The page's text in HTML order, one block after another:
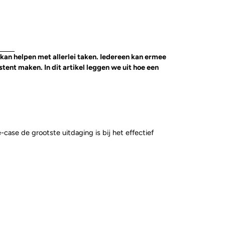
helpen met allerlei taken. Iedereen kan ermee
maken. In dit artikel leggen we uit hoe een
case de grootste uitdaging is bij het effectief